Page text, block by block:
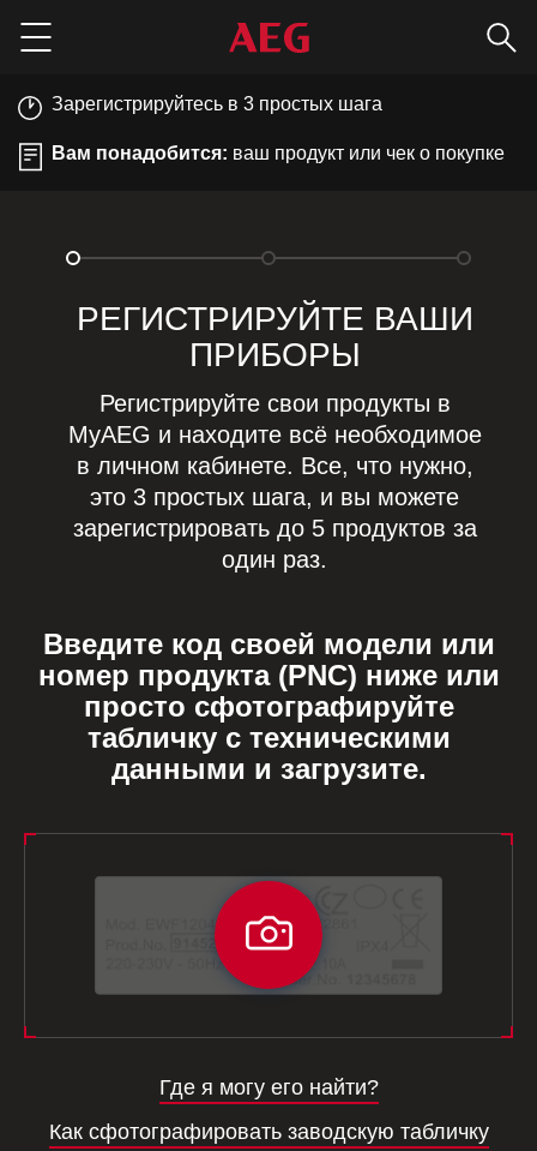
Menu
Зарегистрируйтесь в 3 простых шага
Вам понадобится: ваш продукт или чек о покупке
РЕГИСТРИРУЙТЕ ВАШИ
ПРИБОРЫ
Регистрируйте свои продукты в
MyAEG и находите всё необходимое
в личном кабинете. Все, что нужно,
это 3 простых шага, и вы можете
зарегистрировать до 5 продуктов за
один раз.
Введите код своей модели или
номер продукта (PNC) ниже или
просто сфотографируйте
табличку с техническими
данными и загрузите.
Введите
код
модели
номер
продукта
Где я могу его найти?
Как сфотографировать заводскую табличку